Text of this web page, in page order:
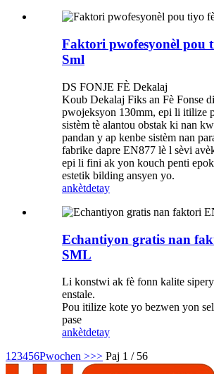
Faktori pwofesyonèl pou
Sml
DS FONJE FÈ Dekalaj
Koub Dekalaj Fiks an Fè Fonse
pwojeksyon 130mm, epi li itilize
sistèm tè alantou obstak ki nan
pandan y ap kenbe sistèm nan
fabrike dapre EN877 lè l sèvi
epi li fini ak yon kouch penti
estetik bilding ansyen yo.
ankètdetay
Echantiyon gratis nan
SML
Li konstwi ak fè fonn kalite
enstale.
Pou itilize kote yo bezwen yon
pase
ankètdetay
1 23456Pwochen >>> Paj 1 / 56